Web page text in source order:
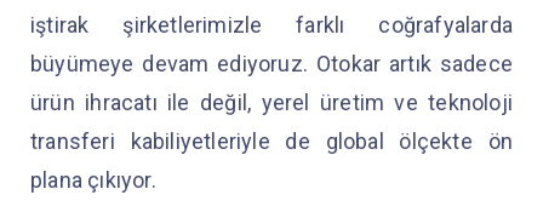
iştirak şirketlerimizle farklı coğrafyalarda
büyümeye devam ediyoruz. Otokar artık sadece
ürün ihracatı ile değil, yerel üretim ve teknoloji
transferi kabiliyetleriyle de global ölçekte ön
plana çıkıyor.